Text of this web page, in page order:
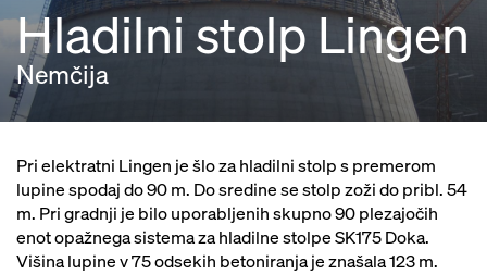
Hladilni stolp Lingen
Nemčija
Pri elektratni Lingen je šlo za hladilni stolp s premerom
lupine spodaj do 90 m. Do sredine se stolp zoži do pribl. 54
m. Pri gradnji je bilo uporabljenih skupno 90 plezajočih
enot opažnega sistema za hladilne stolpe SK175 Doka.
Višina lupine v 75 odsekih betoniranja je znašala 123 m.